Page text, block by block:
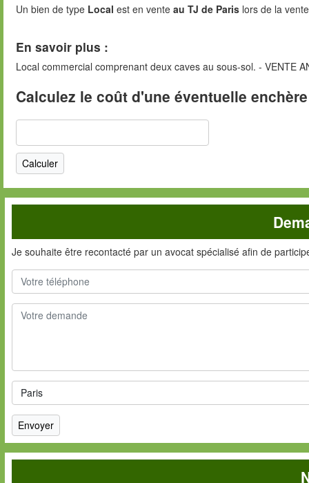
Un bien de type Local est en vente au TJ de Paris lors de la
En savoir plus :
Local commercial comprenant deux caves au sous-sol. - VENTE
Calculez le coût d'une éventuelle
Je souhaite être recontacté par un avocat spécialisé afin de